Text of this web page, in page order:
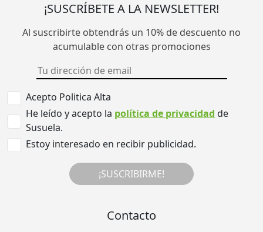
¡SUSCRÍBETE A LA NEWSLETTER!
Al suscribirte obtendrás un 10% de descuento no
acumulable con otras promociones
Acepto Politica Alta
He leído y acepto la política de privacidad de
Susuela.
Estoy interesado en recibir publicidad.
¡SUSCRIBIRME!
Contacto